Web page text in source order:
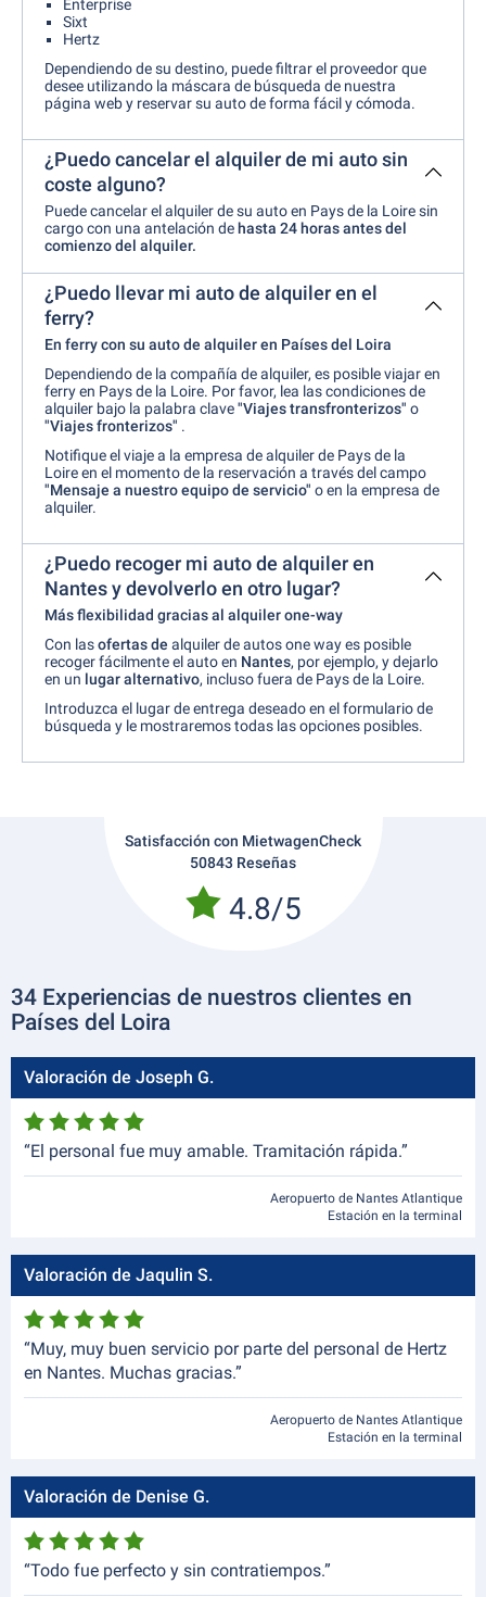
Enterprise
Sixt
Hertz
Dependiendo de su destino, puede filtrar el proveedor que
desee utilizando la máscara de búsqueda de nuestra
página web y reservar su auto de forma fácil y cómoda.
¿Puedo cancelar el alquiler de mi auto sin
coste alguno?
Puede cancelar el alquiler de su auto en Pays de la Loire sin
cargo con una antelación de hasta 24 horas antes del
comienzo del alquiler.
¿Puedo llevar mi auto de alquiler en el
ferry?
En ferry con su auto de alquiler en Países del Loira
Dependiendo de la compañía de alquiler, es posible viajar en
ferry en Pays de la Loire. Por favor, lea las condiciones de
alquiler bajo la palabra clave"Viajes transfronterizos" o
"Viajes fronterizos" .
Notifique el viaje a la empresa de alquiler de Pays de la
Loire en el momento de la reservación a través del campo
"Mensaje a nuestro equipo de servicio" o en la empresa de
alquiler.
¿Puedo recoger mi auto de alquiler en
Nantes y devolverlo en otro lugar?
Más flexibilidad gracias al alquiler one-way
Con lasofertas de alquiler de autos one way es posible
recoger fácilmente el auto en Nantes, por ejemplo, y dejarlo
en un lugar alternativo, incluso fuera de Pays de la Loire.
Introduzca el lugar de entrega deseado en el formulario de
búsqueda y le mostraremos todas las opciones posibles.
Satisfacción con MietwagenCheck
50843 Reseñas
4.8/5
34 Experiencias de nuestros clientes en
Países del Loira
Valoración de Joseph G.
“El personal fue muy amable. Tramitación rápida.”
Aeropuerto de Nantes Atlantique
Estación en la terminal
Valoración de Jaqulin S.
“Muy, muy buen servicio por parte del personal de Hertz
en Nantes. Muchas gracias.”
Aeropuerto de Nantes Atlantique
Estación en la terminal
Valoración de Denise G.
“Todo fue perfecto y sin contratiempos.”